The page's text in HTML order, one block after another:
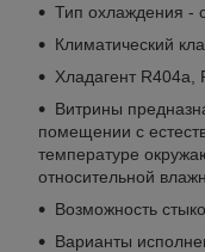
Тип охлаждения -
Климатический
Хладагент R404a,
Витрины
помещении с
температуре
относительной
Возможность
Варианты